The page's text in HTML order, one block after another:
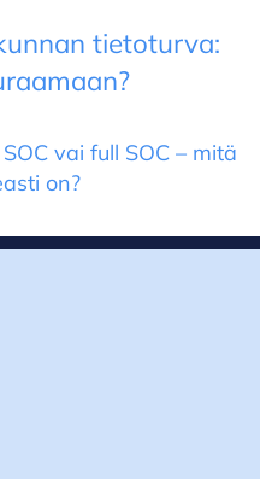
tietoturva:
vai full SOC – mitä
on?